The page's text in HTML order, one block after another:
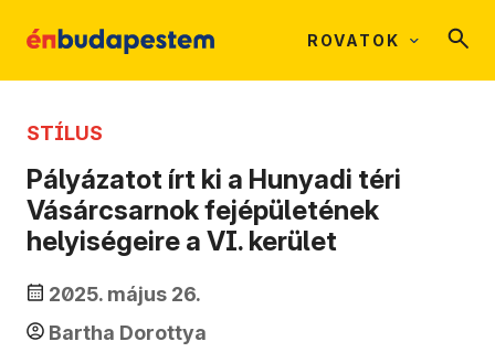
ROVATOK
STÍLUS
Pályázatot írt ki a Hunyadi téri
Vásárcsarnok fejépületének
helyiségeire a VI. kerület
2025. május 26.
Bartha Dorottya